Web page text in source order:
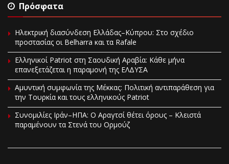
Πρόσφατα
Ηλεκτρική διασύνδεση Ελλάδας–Κύπρου: Στο σχέδιο
προστασίας οι Belharra και τα Rafale
Ελληνικοί Patriot στη Σαουδική Αραβία: Κάθε μήνα
επανεξετάζεται η παραμονή της ΕΛΔΥΣΑ
Αμυντική συμφωνία της Μέκκας: Πολιτική αντιπαράθεση για
την Τουρκία και τους ελληνικούς Patriot
Συνομιλίες Ιράν–ΗΠΑ: Ο Αραγτσί θέτει όρους – Κλειστά
παραμένουν τα Στενά του Ορμούζ